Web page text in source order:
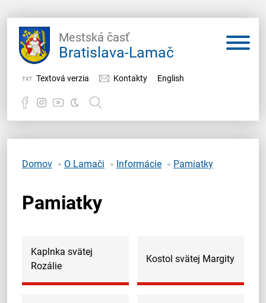
Mestská časť
Bratislava-Lamač
Textová verzia Kontakty English
Samospráva
Domov O Lamači Informácie Pamiatky
Pamiatky
Kaplnka svätej
Rozálie
Kostol svätej Margity